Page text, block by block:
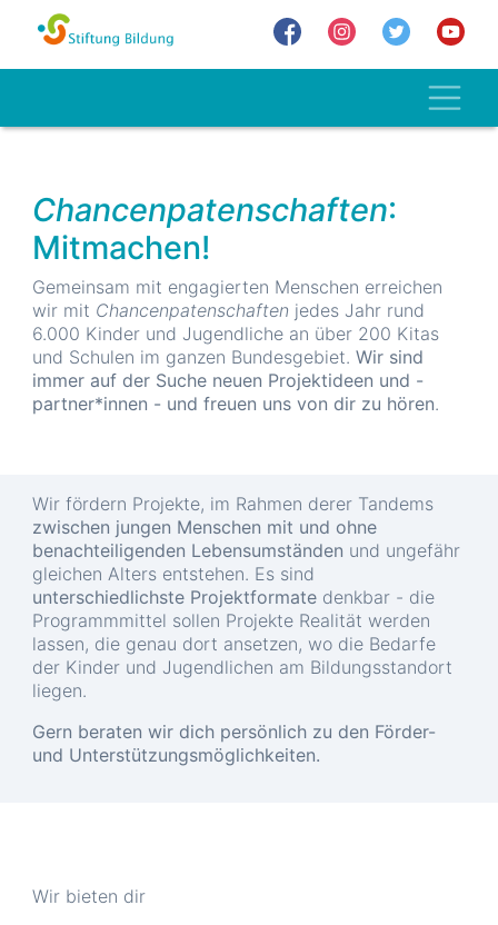
Chancenpatenschaften:
Mitmachen!
Gemeinsam mit engagierten Menschen erreichen
wir mit Chancenpatenschaften jedes Jahr rund
6.000 Kinder und Jugendliche an über 200 Kitas
und Schulen im ganzen Bundesgebiet. Wir sind
immer auf der Suche neuen Projektideen und -
partner*innen - und freuen uns von dir zu hören.
Wir fördern Projekte, im Rahmen derer Tandems
zwischen jungen Menschen mit und ohne
benachteiligenden Lebensumständen und ungefähr
gleichen Alters entstehen. Es sind
unterschiedlichste Projektformate denkbar - die
Programmmittel sollen Projekte Realität werden
lassen, die genau dort ansetzen, wo die Bedarfe
der Kinder und Jugendlichen am Bildungsstandort
liegen.
Gern beraten wir dich persönlich zu den Förder-
und Unterstützungsmöglichkeiten.
Wir bieten dir